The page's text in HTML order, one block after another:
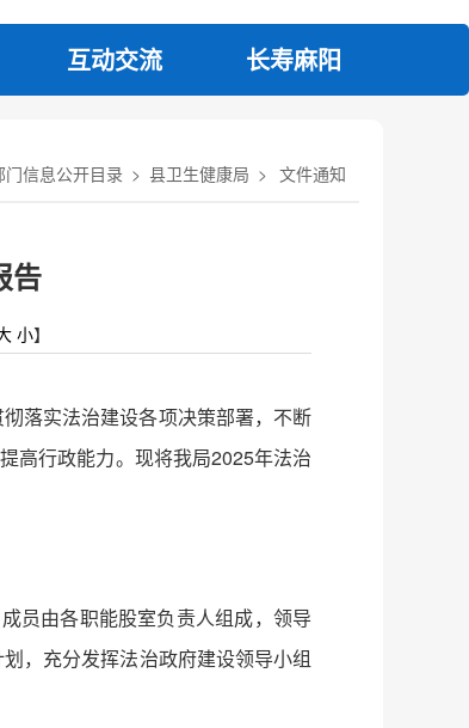
互动交流 长寿麻阳
门信息公开目录 > 县卫生健康局 > 文件通知
告
小】
落实法治建设各项决策部署，不断
高行政能力。现将我局2025年法治
员由各职能股室负责人组成，领导
，充分发挥法治政府建设领导小组